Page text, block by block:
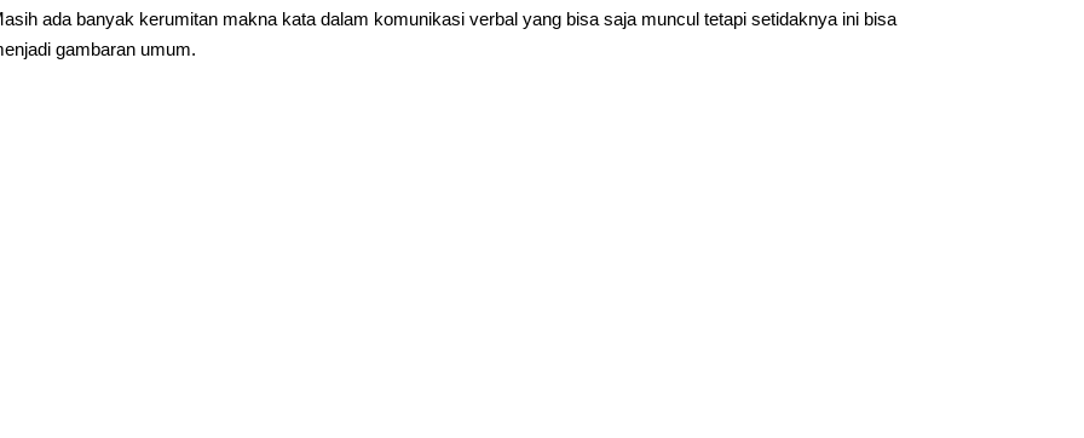
ada banyak kerumitan makna kata dalam komunikasi verbal yang bisa saja muncul tetapi setidaknya ini bisa
gambaran umum.